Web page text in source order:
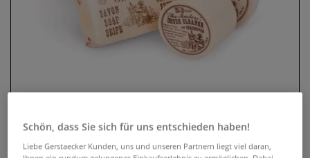
Schön, dass Sie sich für uns entschieden haben!
Liebe Gerstaecker Kunden, uns und unseren Partnern liegt viel daran,